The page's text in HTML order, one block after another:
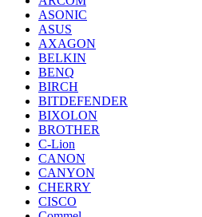
ASONIC
ASUS
AXAGON
BELKIN
BENQ
BIRCH
BITDEFENDER
BIXOLON
BROTHER
C-Lion
CANON
CANYON
CHERRY
CISCO